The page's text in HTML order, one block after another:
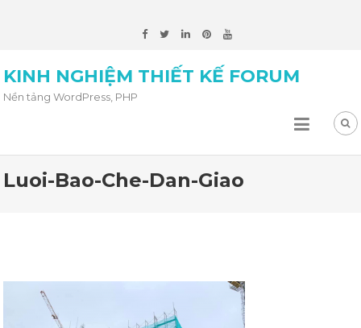
KINH NGHIỆM THIẾT KẾ FORUM
Nền tảng WordPress, PHP
Luoi-Bao-Che-Dan-Giao